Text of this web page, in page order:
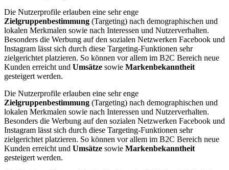
Die Nutzerprofile erlauben eine sehr enge
Zielgruppenbestimmung (Targeting) nach demographischen und
lokalen Merkmalen sowie nach Interessen und Nutzerverhalten.
Besonders die Werbung auf den sozialen Netzwerken Facebook und
Instagram lässt sich durch diese Targeting-Funktionen sehr
zielgerichtet platzieren. So können vor allem im B2C Bereich neue
Kunden erreicht und Umsätze sowie Markenbekanntheit
gesteigert werden.
Die Nutzerprofile erlauben eine sehr enge
Zielgruppenbestimmung (Targeting) nach demographischen und
lokalen Merkmalen sowie nach Interessen und Nutzerverhalten.
Besonders die Werbung auf den sozialen Netzwerken Facebook und
Instagram lässt sich durch diese Targeting-Funktionen sehr
zielgerichtet platzieren. So können vor allem im B2C Bereich neue
Kunden erreicht und Umsätze sowie Markenbekanntheit
gesteigert werden.